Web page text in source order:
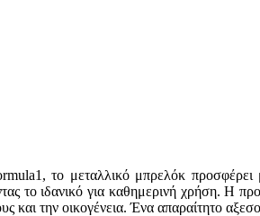
το μεταλλικό μπρελόκ
το ιδανικό για καθημερινή χρήση. Η
και την οικογένεια. Ένα απαραίτητο